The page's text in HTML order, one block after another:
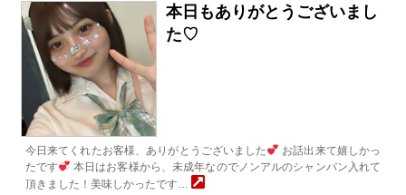
本日もありがとうございまし
た♡
今日来てくれたお客様、ありがとうございました
お話出来て嬉しかっ
たです
本日はお客様から、未成年なのでノンアルのシャンパン入れて
頂きました！美味しかったです…